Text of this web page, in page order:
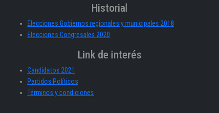
Historial
Elecciones Gobiernos regionales y municipales 2018
Elecciones Congresales 2020
Link de interés
Candidatos 2021
Partidos Políticos
Términos y condiciones